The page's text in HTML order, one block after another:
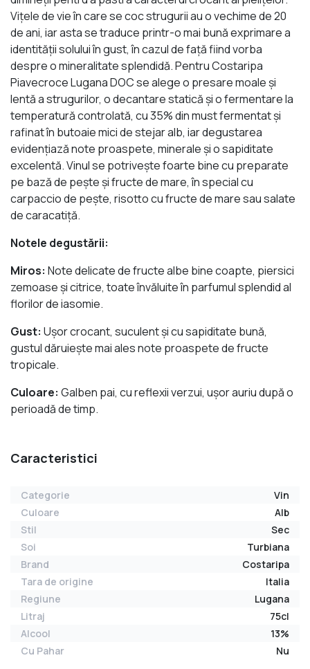
Vițele de vie în care se coc strugurii au o vechime de 20
de ani, iar asta se traduce printr-o mai bună exprimare a
identității solului în gust, în cazul de față fiind vorba
despre o mineralitate splendidă. Pentru Costaripa
Piavecroce Lugana DOC se alege o presare moale și
lentă a strugurilor, o decantare statică și o fermentare la
temperatură controlată, cu 35% din must fermentat și
rafinat în butoaie mici de stejar alb, iar degustarea
evidențiază note proaspete, minerale și o sapiditate
excelentă. Vinul se potrivește foarte bine cu preparate
pe bază de pește și fructe de mare, în special cu
carpaccio de pește, risotto cu fructe de mare sau salate
de caracatiță.
Notele degustării:
Miros: Note delicate de fructe albe bine coapte, piersici
zemoase și citrice, toate învăluite în parfumul splendid al
florilor de iasomie.
Gust: Ușor crocant, suculent și cu sapiditate bună,
gustul dăruiește mai ales note proaspete de fructe
tropicale.
Culoare: Galben pai, cu reflexii verzui, ușor auriu după o
perioadă de timp.
Caracteristici
Categorie
Vin
Culoare
Alb
Stil
Sec
Soi
Turbiana
Brand
Costaripa
Tara de origine
Italia
Regiune
Lugana
Litraj
75cl
Alcool
13%
Cu Pahar
Nu